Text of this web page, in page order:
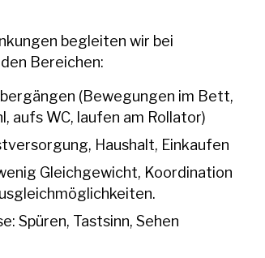
begleiten wir bei
Bereichen:
(Bewegungen im Bett,
aufs WC, laufen am Rollator)
Haushalt, Einkaufen
Gleichgewicht, Koordination
Spüren, Tastsinn, Sehen